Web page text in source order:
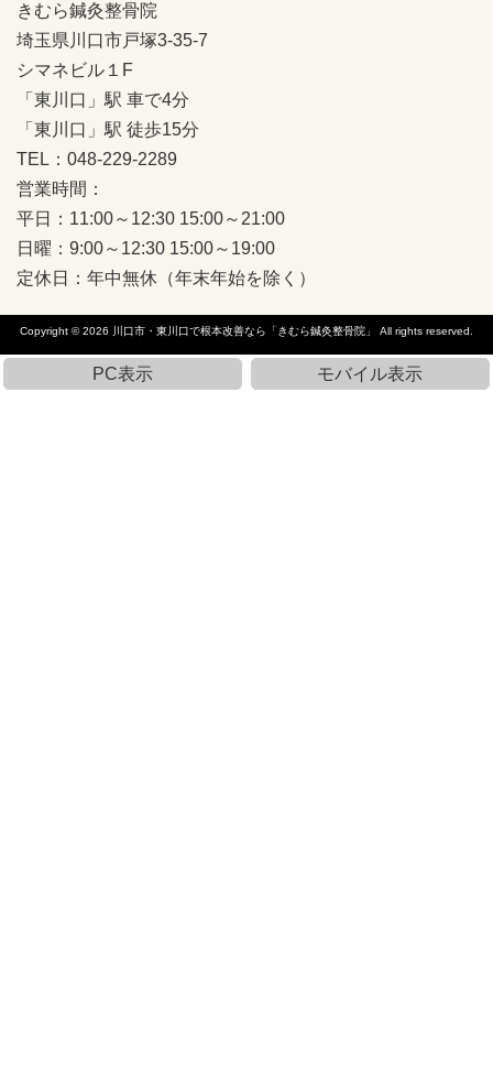
きむら鍼灸整骨院
埼玉県川口市戸塚3-35-7
シマネビル１F
「東川口」駅 車で4分
「東川口」駅 徒歩15分
TEL：048-229-2289
営業時間：
平日：11:00～12:30 15:00～21:00
日曜：9:00～12:30 15:00～19:00
定休日：年中無休（年末年始を除く）
Copyright © 2026 川口市・東川口で根本改善なら「きむら鍼灸整骨院」 All rights reserved.
PC表示 モバイル表示